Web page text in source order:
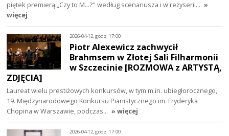
piętek premierą „Czy to M…?" według scenariusza i w reżyserii… »
więcej
2026-04-12, godz. 17:00
Piotr Alexewicz zachwycił
Brahmsem w Złotej Sali Filharmonii
w Szczecinie [ROZMOWA z ARTYSTĄ,
ZDJĘCIA]
Laureat wielu prestiżowych konkursów, w tym m.in. ubiegłorocznego,
19. Międzynarodowego Konkursu Pianistycznego im. Fryderyka
Chopina w Warszawie, podczas… » więcej
2026-04-12, godz. 17:00